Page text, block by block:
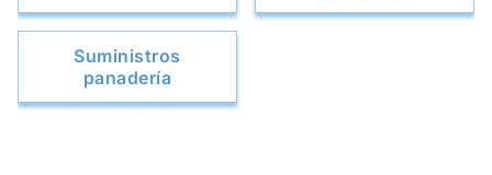
Suministros
panadería